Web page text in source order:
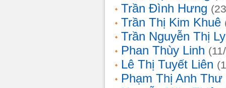
Trần Đình Hưng
Trần Thị Kim Khuê
Trần Nguyễn Thị
Phan Thùy Linh
Lê Thị Tuyết Liên
Phạm Thị Anh Thư